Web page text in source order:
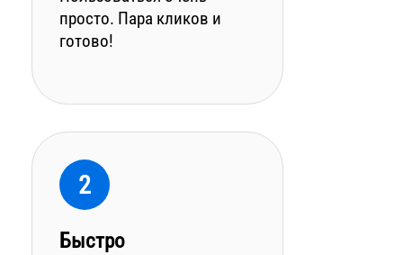
просто. Пара кликов и
готово!
2
Быстро